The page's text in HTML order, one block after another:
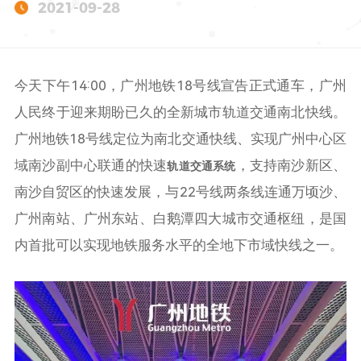
2021-09-28
今天下午14:00，广州地铁18号线宣告正式通车，广州
人民终于迎来期盼已久的全新城市轨道交通南北快线。
广州地铁18号线定位为南北交通快线、实现广州中心区
域南沙副中心联通的快速轨道交通系统，支持南沙新区、
南沙自贸区的快速发展，与22号线两条线连通万顷沙、
广州南站、广州东站、白鹅潭四大城市交通枢纽，是国
内首批可以实现地铁服务水平的全地下市域快线之一。